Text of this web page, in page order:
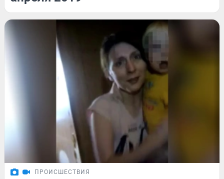
ПРОИСШЕСТВИЯ